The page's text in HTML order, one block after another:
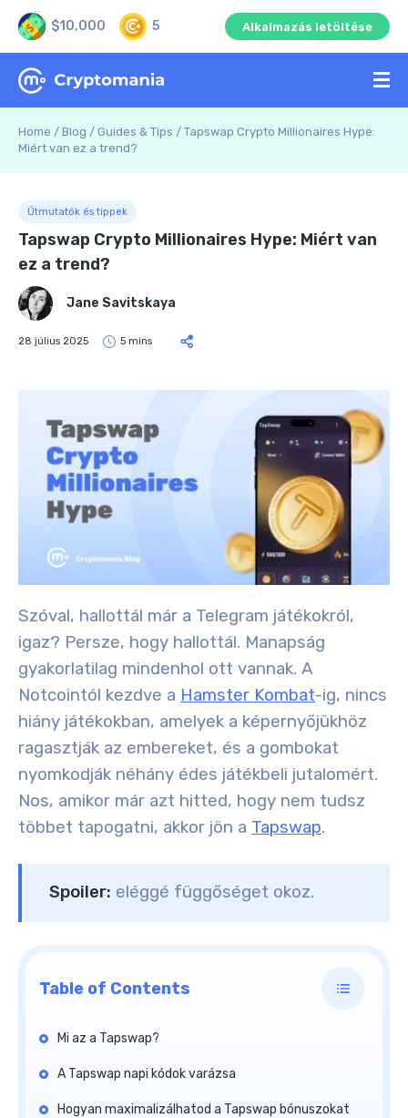
$10,000 5 Alkalmazás letöltése
Home / Blog / Guides & Tips / Tapswap Crypto Millionaires Hype:
Miért van ez a trend?
Útmutatók és tippek
Tapswap Crypto Millionaires Hype: Miért van
ez a trend?
Jane Savitskaya
28 július 2025 5 mins
Szóval, hallottál már a Telegram játékokról,
igaz? Persze, hogy hallottál. Manapság
gyakorlatilag mindenhol ott vannak. A
Notcointól kezdve a Hamster Kombat-ig, nincs
hiány játékokban, amelyek a képernyőjükhöz
ragasztják az embereket, és a gombokat
nyomkodják néhány édes játékbeli jutalomért.
Nos, amikor már azt hitted, hogy nem tudsz
többet tapogatni, akkor jön a Tapswap.
Spoiler: eléggé függőséget okoz.
Table of Contents
Mi az a Tapswap?
A Tapswap napi kódok varázsa
Hogyan maximalizálhatod a Tapswap bónuszokat